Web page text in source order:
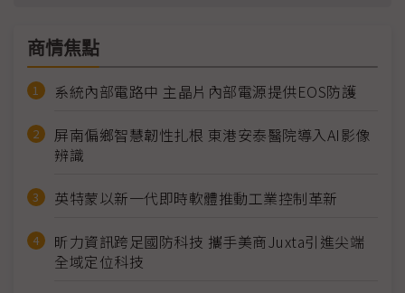
商情焦點
系統內部電路中 主晶片內部電源提供EOS防護
屏南偏鄉智慧韌性扎根 東港安泰醫院導入AI影像
辨識
英特蒙以新一代即時軟體推動工業控制革新
昕力資訊跨足國防科技 攜手美商Juxta引進尖端
全域定位科技